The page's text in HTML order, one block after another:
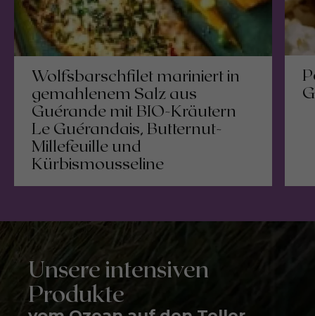
Wolfsbarschfilet mariniert in
gemahlenem Salz aus
Guérande mit BIO-Kräutern
Le Guérandais, Butternut-
Millefeuille und
Kürbismousseline
Unsere intensiven
Produkte